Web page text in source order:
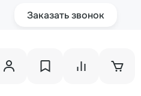
Заказать звонок